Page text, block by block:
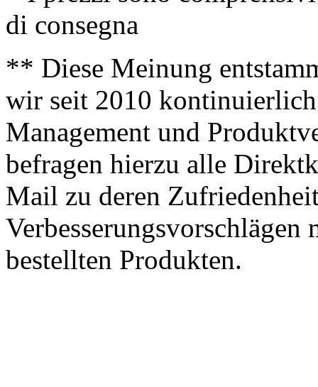
di consegna
** Diese Meinung
wir seit 2010
Management und
befragen hierzu alle
Mail zu deren
bestellten Produkten.